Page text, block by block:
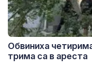
Обвиниха
трима са в ареста